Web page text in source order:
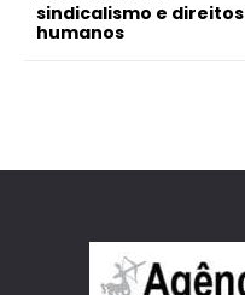
sindicalismo e direitos
humanos